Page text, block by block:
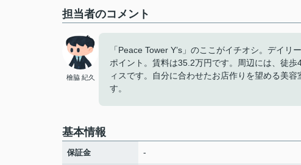
担当者のコメント
檜脇 紀久
「Peace Tower Y’s」のここがイチオシ。デイ
ポイント。賃料は35.2万円です。周辺には、徒
ィスです。自分に合わせたお店作りを望める美
す。
基本情報
保証金 -